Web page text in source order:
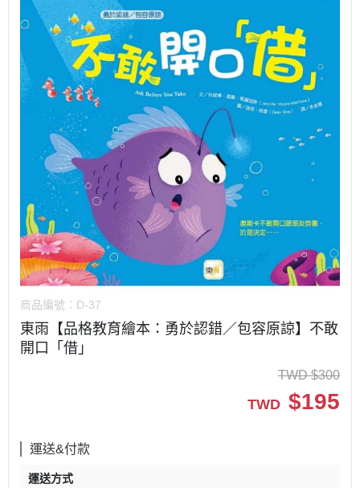
商品編號： D-37
東雨【品格教育繪本：勇於認錯／包容原諒】不敢
開口「借」
TWD $300
TWD $195
運送&付款
運送方式